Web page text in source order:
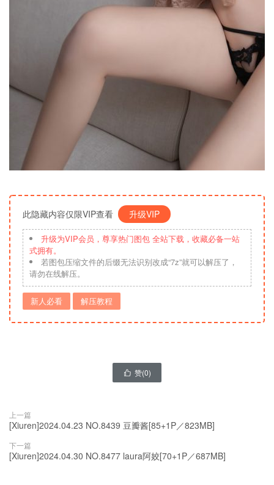
此隐藏内容仅限VIP查看 升级VIP
升级为VIP会员，尊享热门图包 全站下载，收藏必备一站
式拥有。
若图包压缩文件的后缀无法识别改成“7z”就可以解压了，
请勿在线解压。
新人必看 解压教程
 赞(0)
上一篇
[Xiuren]2024.04.23 NO.8439 豆瓣酱[85+1P／823MB]
下一篇
[Xiuren]2024.04.30 NO.8477 laura阿姣[70+1P／687MB]